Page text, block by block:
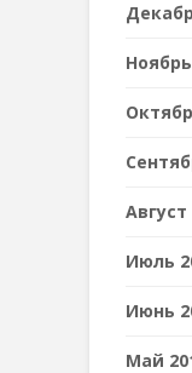
Август
Июль
Июнь
Май